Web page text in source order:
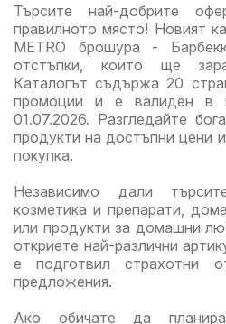
Търсите най-добрите
правилното място! Новият
METRO брошура -
отстъпки, които ще
Каталогът съдържа 20
промоции и е валиден в
01.07.2026. Разгледайте
продукти на достъпни цени
покупка.
Независимо дали
козметика и препарати,
или продукти за домашни
откриете най-различни
е подготвил страхотни
предложения.
Ако обичате да